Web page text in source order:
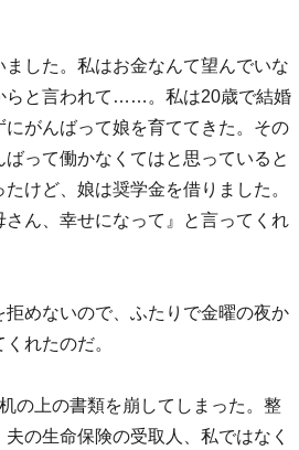
した。私はお金なんて望んでいな
らと言われて……。私は20歳で結婚
がんばって娘を育ててきた。その
って働かなくてはと思っていると
けど、娘は奨学金を借りました。
ん、幸せになって』と言ってくれ
めないので、ふたりで金曜の夜か
れたのだ。
の上の書類を崩してしまった。整
の生命保険の受取人、私ではなく